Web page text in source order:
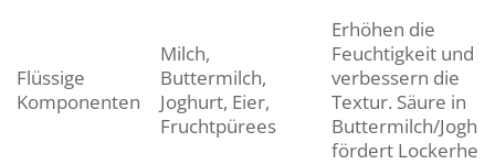
Flüssige
Komponenten
Milch,
Buttermilch,
Joghurt, Eier,
Fruchtpürees
Erhöhen die
Feuchtigkeit und
verbessern die
Textur. Säure in
Buttermilch/
fördert Lockerheit.